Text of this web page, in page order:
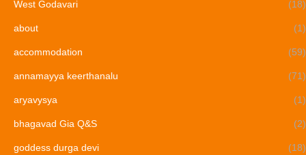
West Godavari (18)
about (1)
accommodation (59)
annamayya keerthanalu (71)
aryavysya (1)
bhagavad Gia Q&S (2)
goddess durga devi (18)